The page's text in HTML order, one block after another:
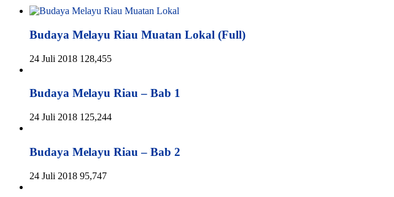
Budaya Melayu Riau Muatan Lokal (Full)
24 Juli 2018 128,455
Budaya Melayu Riau – Bab 1
24 Juli 2018 125,244
Budaya Melayu Riau – Bab 2
24 Juli 2018 95,747